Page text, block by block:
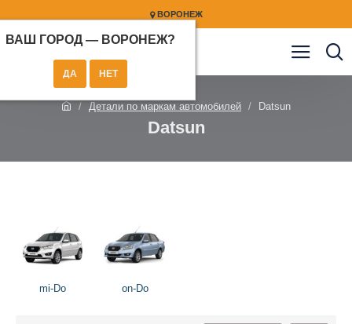
ВОРОНЕЖ
ВАШ ГОРОД — ВОРОНЕЖ?
Детали по маркам автомобилей Datsun
Datsun
mi-Do on-Do